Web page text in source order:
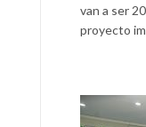
van a ser
proyecto